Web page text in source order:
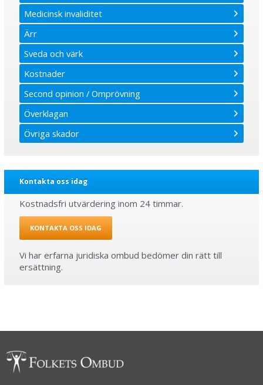
Medicinsk invaliditet
Ärr
Sveda och värk
Kostnader
Second opinion / Omprövning
Överklagan
Övriga skador
Kontakta oss idag
Kostnadsfri utvärdering inom 24 timmar.
KONTAKTA OSS IDAG
Vi har erfarna juridiska ombud bedömer din rätt till
ersättning.